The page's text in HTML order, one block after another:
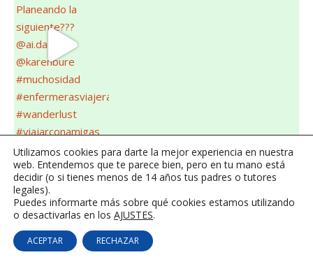
Utilizamos cookies para darte la mejor experiencia en nuestra
web. Entendemos que te parece bien, pero en tu mano está
decidir (o si tienes menos de 14 años tus padres o tutores
legales).
Puedes informarte más sobre qué cookies estamos utilizando
o desactivarlas en los AJUSTES.
ACEPTAR RECHAZAR